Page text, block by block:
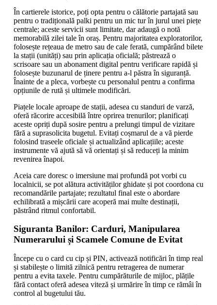
În cartierele istorice, poți opta pentru o călătorie partajată sau
pentru o tradițională palki pentru un mic tur în jurul unei piețe
centrale; aceste servicii sunt limitate, dar adaugă o notă
memorabilă zilei tale în oraș. Pentru majoritatea exploratorilor,
folosește rețeaua de metro sau de cale ferată, cumpărând bilete
la stații (unități) sau prin aplicația oficială; păstrează o
scrisoare sau un abonament digital pentru verificare rapidă și
folosește buzunarul de ținere pentru a-l păstra în siguranță.
Înainte de a pleca, vorbește cu personalul pentru a confirma
opțiunile de rută și ultimele modificări.
Piațele locale aproape de stații, adesea cu standuri de varză,
oferă răcorire accesibilă între oprirea trenurilor; planificați
aceste opriți după sosire pentru a prelungi timpul de vizitare
fără a suprasolicita bugetul. Evitați coșmarul de a vă pierde
folosind traseele oficiale și actualizând aplicațiile; aceste
instrumente vă ajută să vă orientați și să reduceți la minim
revenirea înapoi.
Aceia care doresc o imersiune mai profundă pot vorbi cu
localnicii, se pot alătura activităților ghidate și pot coordona cu
recomandările partajate; rezultatul final este o abordare
echilibrată a mișcării care acoperă mai multe destinații,
păstrând ritmul confortabil.
Siguranta Banilor: Carduri, Manipularea
Numerarului și Scamele Comune de Evitat
Începe cu o card cu cip și PIN, activează notificări în timp real
și stabilește o limită zilnică pentru retragerea de numerar
pentru a evita taxele. Pentru cumpărăturile de mijloc, plățile
fără contact oferă adesea viteză și urmărire în timp ce rămâi în
control al bugetului tău.